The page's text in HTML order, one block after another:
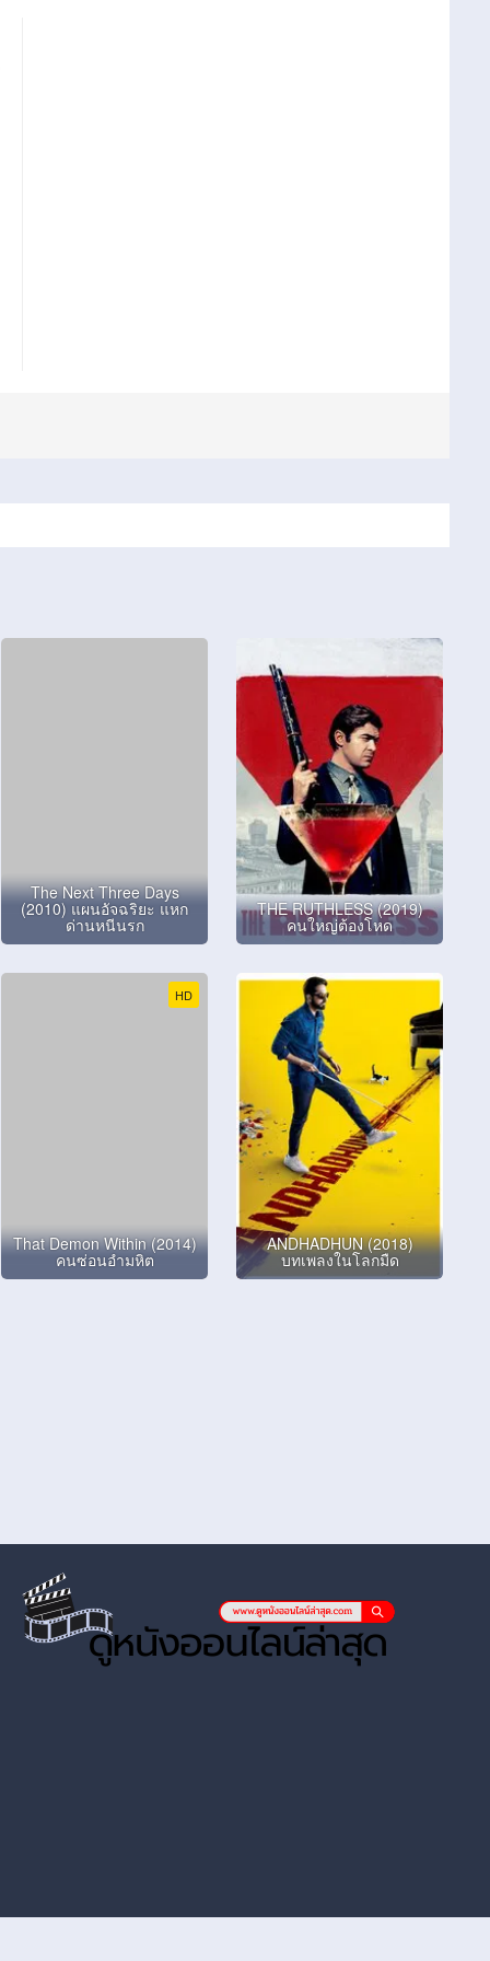
The Next Three Days
(2010) แผนอัจฉริยะ แหก
ด่านหนีนรก
THE RUTHLESS (2019)
คนใหญ่ต้องโหด
HD
That Demon Within (2014)
คนซ่อนอำมหิต
ANDHADHUN (2018)
บทเพลงในโลกมืด